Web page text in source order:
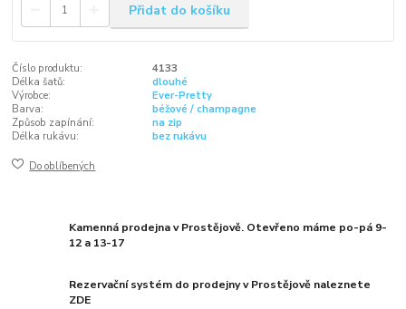
Přidat do košíku
Číslo produktu:
4133
Délka šatů:
dlouhé
Výrobce:
Ever-Pretty
Barva:
béžové / champagne
Způsob zapínání:
na zip
Délka rukávu:
bez rukávu
Do oblíbených
Kamenná prodejna v Prostějově. Otevřeno máme po-pá 9-
12 a 13-17
Rezervační systém do prodejny v Prostějově naleznete
ZDE